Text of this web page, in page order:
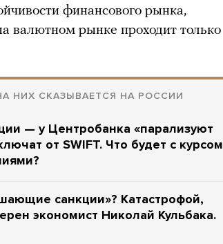
финансового рынка,
валютном рынке проходит только
НИХ СКАЗЫВАЕТСЯ НА РОССИИ
— у Центробанка «парализуют
от SWIFT. Что будет с курсом
санкции»? Катастрофой,
экономист Николай Кульбака.